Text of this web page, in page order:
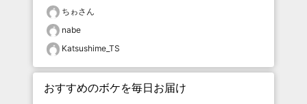
ちゎさん
nabe
Katsushime_TS
おすすめのボケを毎日お届け